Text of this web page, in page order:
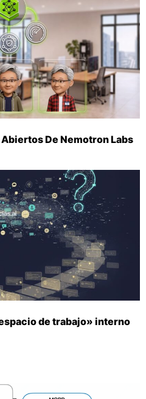
De Nemotron Labs
de trabajo» interno